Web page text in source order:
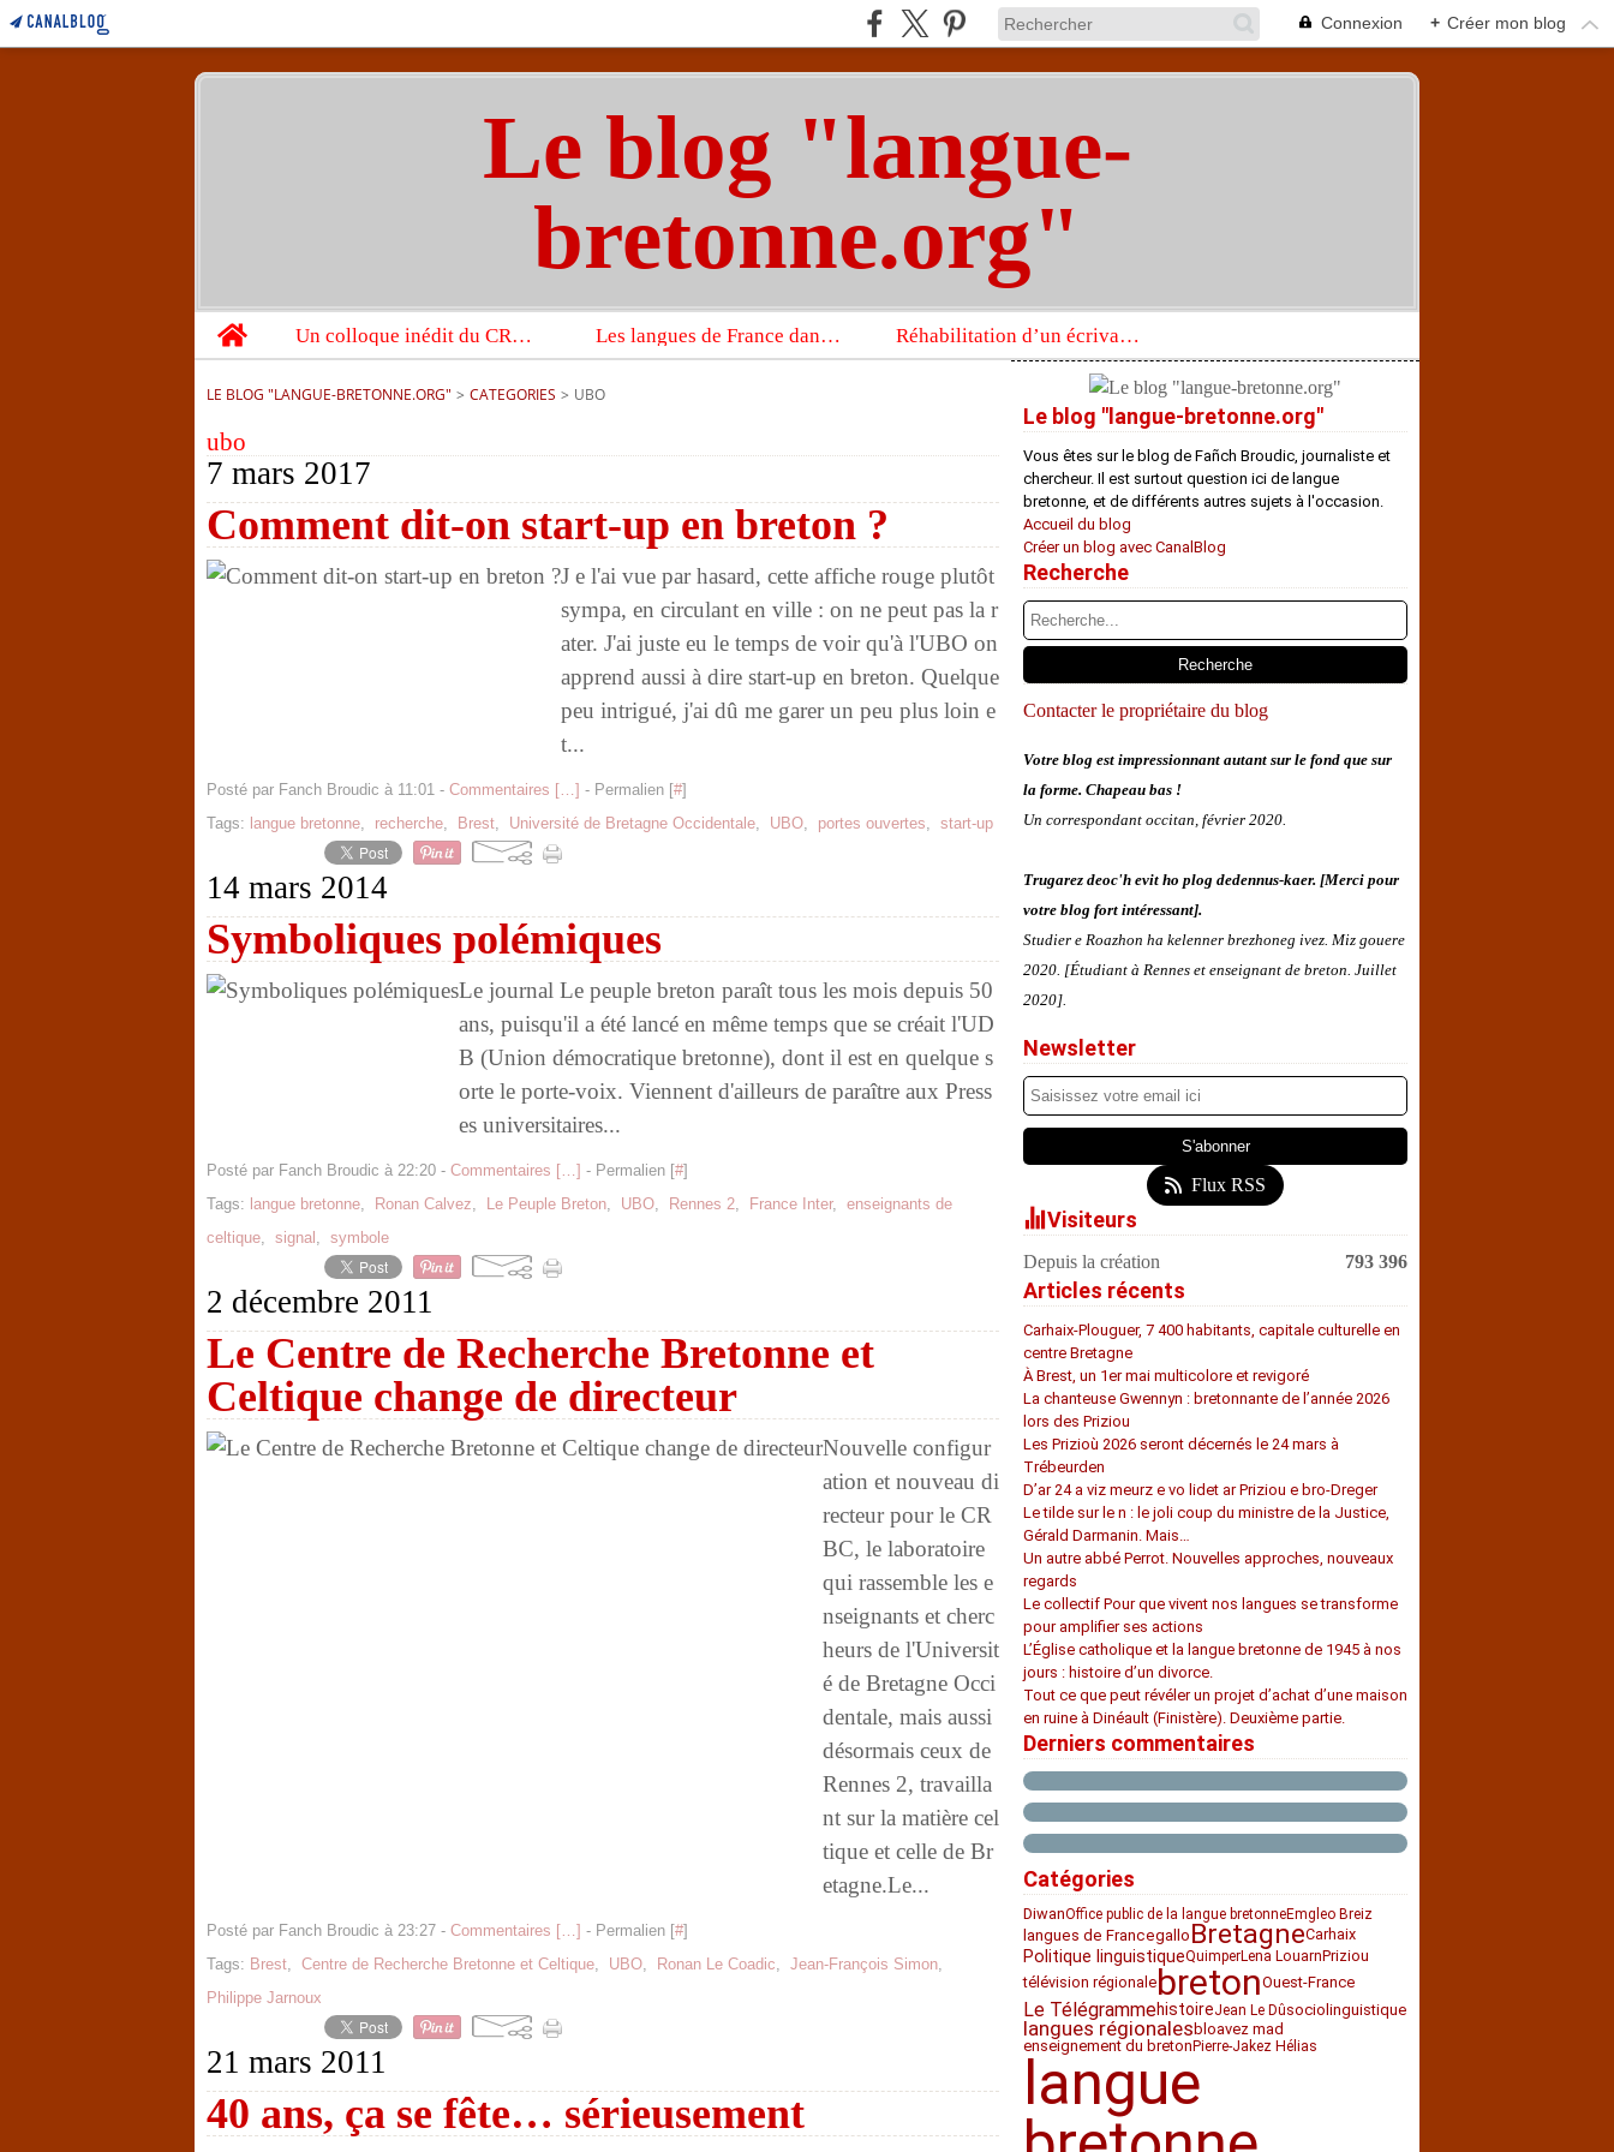
Connexion + Créer mon blog
Le blog "langue-
bretonne.org"
Home
Un colloque inédit du CRBC sur les victimes de l’année 1944 Les langues de France dans un imposant ouvrage sur la langue française que publient les Presses universitaires d’Oxford Réhabilitation d’un écrivain de langue bretonne aujourd’hui mal connu et méconnu
LE BLOG "LANGUE-BRETONNE.ORG" > CATEGORIES > UBO
ubo
7 mars 2017
Comment dit-on start-up en breton ?
J e l'ai vue par hasard, cette affiche rouge plutôt
sympa, en circulant en ville : on ne peut pas la r
ater. J'ai juste eu le temps de voir qu'à l'UBO on
apprend aussi à dire start-up en breton. Quelque
peu intrigué, j'ai dû me garer un peu plus loin e
t...
Posté par Fanch Broudic à 11:01 - Commentaires […] - Permalien [#]
Tags: langue bretonne, recherche, Brest, Université de Bretagne Occidentale, UBO, portes ouvertes, start-up
14 mars 2014
Symboliques polémiques
Le journal Le peuple breton paraît tous les mois depuis 50
ans, puisqu'il a été lancé en même temps que se créait l'UD
B (Union démocratique bretonne), dont il est en quelque s
orte le porte-voix. Viennent d'ailleurs de paraître aux Press
es universitaires...
Posté par Fanch Broudic à 22:20 - Commentaires […] - Permalien [#]
Tags: langue bretonne, Ronan Calvez, Le Peuple Breton, UBO, Rennes 2, France Inter, enseignants de
celtique, signal , symbole
2 décembre 2011
Le Centre de Recherche Bretonne et
Celtique change de directeur
Nouvelle configur
ation et nouveau di
recteur pour le CR
BC, le laboratoire
qui rassemble les e
nseignants et cherc
heurs de l'Universit
é de Bretagne Occi
dentale, mais aussi
désormais ceux de
Rennes 2, travailla
nt sur la matière cel
tique et celle de Br
etagne.Le...
Posté par Fanch Broudic à 23:27 - Commentaires […] - Permalien [#]
Tags: Brest, Centre de Recherche Bretonne et Celtique, UBO, Ronan Le Coadic, Jean-François Simon,
Philippe Jarnoux
21 mars 2011
40 ans, ça se fête… sérieusement
Le blog "langue-bretonne.org"
Vous êtes sur le blog de Fañch Broudic, journaliste et
chercheur. Il est surtout question ici de langue
bretonne, et de différents autres sujets à l'occasion.
Accueil du blog
Créer un blog avec CanalBlog
Recherche
Contacter le propriétaire du blog
Votre blog est impressionnant autant sur le fond que sur
la forme. Chapeau bas !
Un correspondant occitan, février 2020.
Trugarez deoc'h evit ho plog dedennus-kaer. [Merci pour
votre blog fort intéressant].
Studier e Roazhon ha kelenner brezhoneg ivez. Miz gouere
2020. [Étudiant à Rennes et enseignant de breton. Juillet
2020].
Newsletter
Flux RSS
Visiteurs
Depuis la création 793 396
Articles récents
Carhaix-Plouguer, 7 400 habitants, capitale culturelle en
centre Bretagne
À Brest, un 1er mai multicolore et revigoré
La chanteuse Gwennyn : bretonnante de l’année 2026
lors des Priziou
Les Prizioù 2026 seront décernés le 24 mars à
Trébeurden
D’ar 24 a viz meurz e vo lidet ar Priziou e bro-Dreger
Le tilde sur le n : le joli coup du ministre de la Justice,
Gérald Darmanin. Mais…
Un autre abbé Perrot. Nouvelles approches, nouveaux
regards
Le collectif Pour que vivent nos langues se transforme
pour amplifier ses actions
L’Église catholique et la langue bretonne de 1945 à nos
jours : histoire d’un divorce.
Tout ce que peut révéler un projet d’achat d’une maison
en ruine à Dinéault (Finistère). Deuxième partie.
Derniers commentaires
Catégories
DiwanOffice public de la langue bretonneEmgleo Breiz
langues de Francegallo BretagneCarhaix
Politique linguistiqueQuimperLena LouarnPriziou
télévision régionalebretonOuest-France
Le TélégrammehistoireJean Le Dûsociolinguistique
langues régionalesbloavez mad
enseignement du breton Pierre-Jakez Hélias
langue